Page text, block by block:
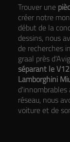
Trouver une
créer notre
début de la
dessins, nous
de recherches
graal près
séparant le
Lamborghini
réseau, nous
voiture et de